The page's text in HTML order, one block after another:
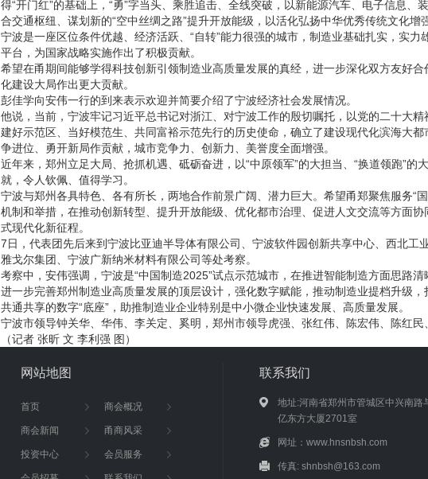
得“开门红”的基础上，“勇”字当头、乘胜追击、全线突破，以新能源汽车、电子信息
合交通枢纽、谋划新的“空中丝绸之路”提升开放能级，以活化弘扬中华优秀传统文化增
宁波是一座区位条件优越、经济活跃、“自转”能力很强的城市，制造业基础扎实，实
平台，为国家战略实施作出了积极贡献。
希望在甬期间能够学得科技创新引领制造业高质量发展的真经，进一步深化双方友好
化建设大局作出更大贡献。
彭佳学向安伟一行的到来表示欢迎并简要介绍了宁波经济社会发展情况。
他说，当前，宁波牢记习近平总书记对浙江、对宁波工作的殷切嘱托，以党的二十大精
建好示范区、当好模范生、共同富裕示范先行的历史使命，确立了建设现代化滨海大
争进位、勇开新局作贡献，城市竞争力、创新力、美誉度全面增强。
近年来，郑州立足大局、抢抓机遇、砥砺奋进，以“中原领军”的大担当、“换道领跑”的
就，令人钦佩、值得学习。
宁波与郑州各具特色、各有所长，两地合作前景广阔、潜力巨大。希望甬郑聚焦服务“
机制和举措，在推动创新转型、提升开放能级、优化都市治理、促进人文交流等方面
式现代化新征程。
7日，代表团先后来到宁波比亚迪半导体有限公司、宁波软件园创新共享中心、西北工
雅戈尔集团、宁波广新纳米材料有限公司等处考察。
考察中，安伟强调，宁波是“中国制造2025”试点示范城市，在推进智能制造方面思路
进一步完善郑州制造业高质量发展的顶层设计，强化数字赋能，推动制造业提档升级
共通共享的数字“底座”，助推制造业企业特别是中小微企业快速发展、高质量发展。
宁波市领导钟关华、华伟、李关定、奚明，郑州市领导虎强、张红伟、陈宏伟、陈红民
（记者 张昕 文 李利强 图）
网站地图
首页 商会概况
商会新闻 甬商风采
投资中心 会员服务
联系我们
地址:河南省郑州市管城区中兴南路
亿东方大厦2701室
网址：www.hnsnbsh.com
传真: shnbsh@163.com